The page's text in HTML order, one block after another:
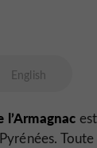
l’Armagnac
English